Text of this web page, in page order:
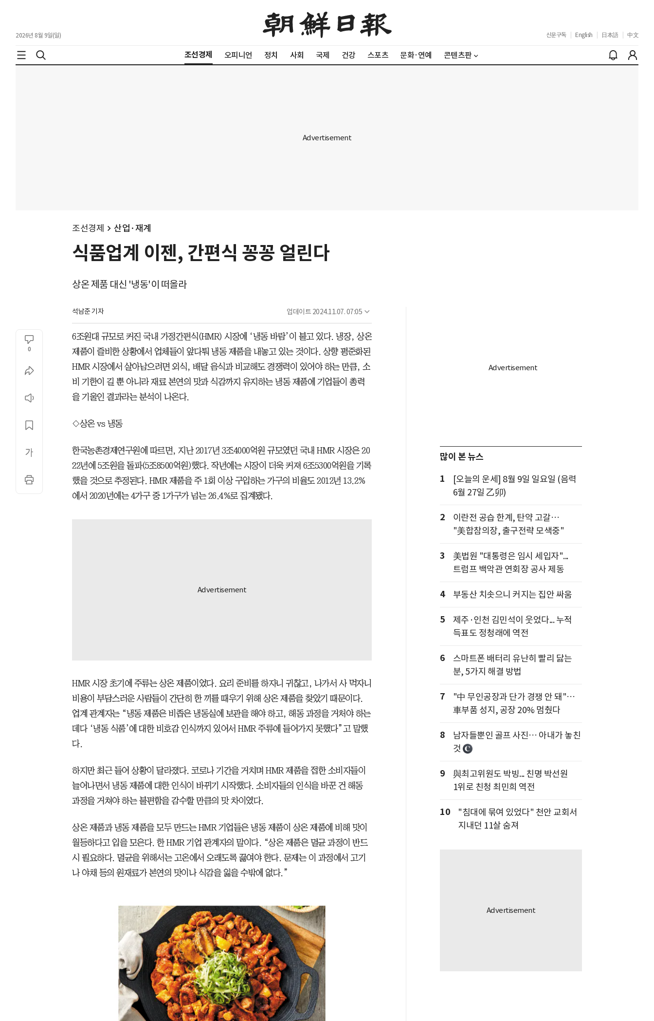
2026년 8월 9일(일) 신문구독 English 日本語 中文
조선경제 오피니언 정치 사회 국제 건강 스포츠 문화·연예 콘텐츠판
조선경제 산업·재계
식품업계 이젠, 간편식 꽁꽁 얼린다
상온 제품 대신 '냉동'이 떠올라
석남준 기자 업데이트 2024.11.07. 07:05
0
6조원대 규모로 커진 국내 가정간편식(HMR) 시장에 ‘냉동 바람’이 불고 있다. 냉장, 상온
제품이 즐비한 상황에서 업체들이 앞다퉈 냉동 제품을 내놓고 있는 것이다. 상향 평준화된
HMR 시장에서 살아남으려면 외식, 배달 음식과 비교해도 경쟁력이 있어야 하는 만큼, 소
비 기한이 길 뿐 아니라 재료 본연의 맛과 식감까지 유지하는 냉동 제품에 기업들이 총력
을 기울인 결과라는 분석이 나온다.
◇상온 vs 냉동
한국농촌경제연구원에 따르면, 지난 2017년 3조4000억원 규모였던 국내 HMR 시장은 20
22년에 5조원을 돌파(5조8500억원)했다. 작년에는 시장이 더욱 커져 6조5300억원을 기록
했을 것으로 추정된다. HMR 제품을 주 1회 이상 구입하는 가구의 비율도 2012년 13.2%
에서 2020년에는 4가구 중 1가구가 넘는 26.4%로 집계됐다.
HMR 시장 초기에 주류는 상온 제품이었다. 요리 준비를 하자니 귀찮고, 나가서 사 먹자니
비용이 부담스러운 사람들이 간단히 한 끼를 때우기 위해 상온 제품을 찾았기 때문이다.
업계 관계자는 “냉동 제품은 비좁은 냉동실에 보관을 해야 하고, 해동 과정을 거처야 하는
데다 ‘냉동 식품’에 대한 비호감 인식까지 있어서 HMR 주류에 들어가지 못했다”고 말했
다.
하지만 최근 들어 상황이 달라졌다. 코로나 기간을 거치며 HMR 제품을 접한 소비자들이
늘어나면서 냉동 제품에 대한 인식이 바뀌기 시작했다. 소비자들의 인식을 바꾼 건 해동
과정을 거쳐야 하는 불편함을 감수할 만큼의 맛 차이였다.
상온 제품과 냉동 제품을 모두 만드는 HMR 기업들은 냉동 제품이 상온 제품에 비해 맛이
월등하다고 입을 모은다. 한 HMR 기업 관계자의 말이다. “상온 제품은 멸균 과정이 반드
시 필요하다. 멸균을 위해서는 고온에서 오래도록 끓여야 한다. 문제는 이 과정에서 고기
나 야채 등의 원재료가 본연의 맛이나 식감을 잃을 수밖에 없다.”
많이 본 뉴스
1
[오늘의 운세] 8월 9일 일요일 (음력
6월 27일 乙卯)
2
이란전 공습 한계, 탄약 고갈…
"美합참의장, 출구전략 모색중"
3
美법원 "대통령은 임시 세입자"...
트럼프 백악관 연회장 공사 제동
4 부동산 치솟으니 커지는 집안 싸움
5
제주·인천 김민석이 웃었다... 누적
득표도 정청래에 역전
6
스마트폰 배터리 유난히 빨리 닳는
분, 5가지 해결 방법
7
"中 무인공장과 단가 경쟁 안 돼"…
車부품 성지, 공장 20% 멈췄다
8
남자들뿐인 골프 사진… 아내가 놓친
것
9
與최고위원도 박빙... 친명 박선원
1위로 친청 최민희 역전
10
"침대에 묶여 있었다" 천안 교회서
지내던 11살 숨져